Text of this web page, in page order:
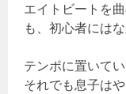
エイトビートを
も、初心者には
テンポに置いて
それでも息子は